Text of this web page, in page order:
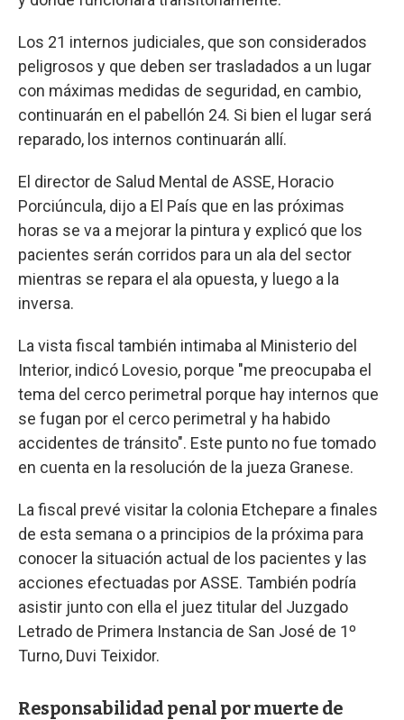
Los 21 internos judiciales, que son considerados
peligrosos y que deben ser trasladados a un lugar
con máximas medidas de seguridad, en cambio,
continuarán en el pabellón 24. Si bien el lugar será
reparado, los internos continuarán allí.
El director de Salud Mental de ASSE, Horacio
Porciúncula, dijo a El País que en las próximas
horas se va a mejorar la pintura y explicó que los
pacientes serán corridos para un ala del sector
mientras se repara el ala opuesta, y luego a la
inversa.
La vista fiscal también intimaba al Ministerio del
Interior, indicó Lovesio, porque "me preocupaba el
tema del cerco perimetral porque hay internos que
se fugan por el cerco perimetral y ha habido
accidentes de tránsito". Este punto no fue tomado
en cuenta en la resolución de la jueza Granese.
La fiscal prevé visitar la colonia Etchepare a finales
de esta semana o a principios de la próxima para
conocer la situación actual de los pacientes y las
acciones efectuadas por ASSE. También podría
asistir junto con ella el juez titular del Juzgado
Letrado de Primera Instancia de San José de 1º
Turno, Duvi Teixidor.
Responsabilidad penal por muerte de